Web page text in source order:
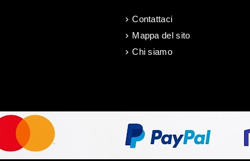
Contattaci
Mappa del sito
Chi siamo